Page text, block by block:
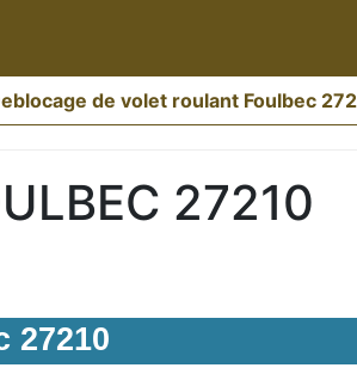
de volet roulant Foulbec
27210
27210